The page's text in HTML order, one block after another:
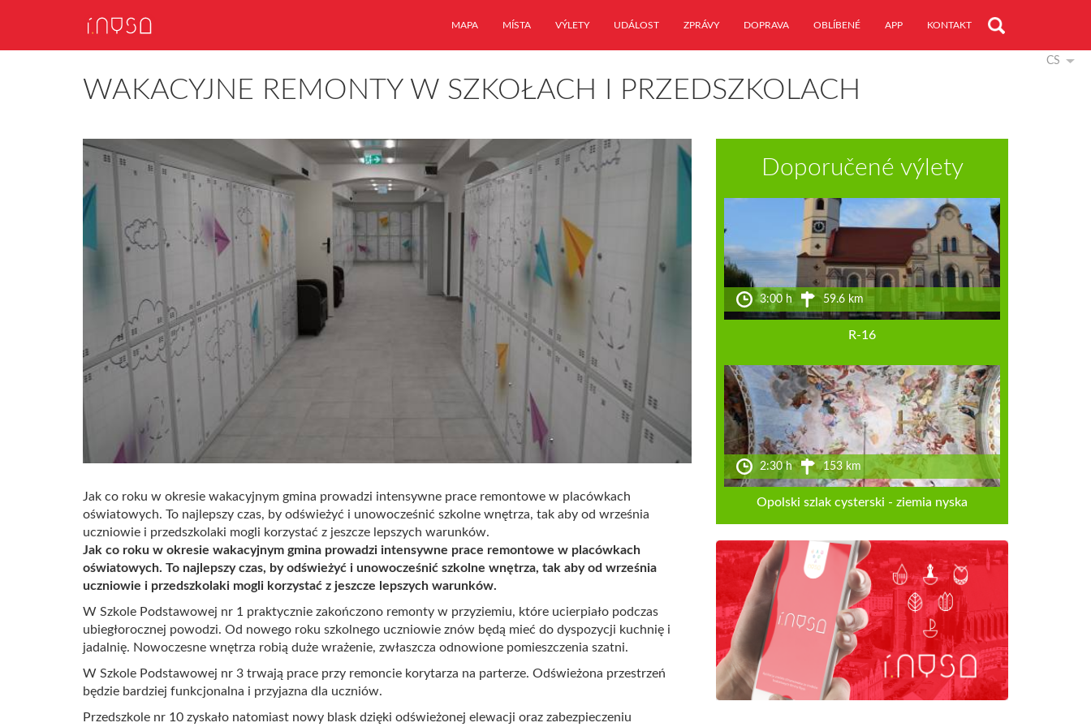
MAPA MÍSTA VÝLETY UDÁLOST ZPRÁVY DOPRAVA OBLÍBENÉ APP KONTAKT
CS
WAKACYJNE REMONTY W SZKOŁACH I PRZEDSZKOLACH
Jak co roku w okresie wakacyjnym gmina prowadzi intensywne prace remontowe w placówkach
oświatowych. To najlepszy czas, by odświeżyć i unowocześnić szkolne wnętrza, tak aby od września
uczniowie i przedszkolaki mogli korzystać z jeszcze lepszych warunków.
Jak co roku w okresie wakacyjnym gmina prowadzi intensywne prace remontowe w placówkach
oświatowych. To najlepszy czas, by odświeżyć i unowocześnić szkolne wnętrza, tak aby od września
uczniowie i przedszkolaki mogli korzystać z jeszcze lepszych warunków.
W Szkole Podstawowej nr 1 praktycznie zakończono remonty w przyziemiu, które ucierpiało podczas
ubiegłorocznej powodzi. Od nowego roku szkolnego uczniowie znów będą mieć do dyspozycji kuchnię i
jadalnię. Nowoczesne wnętrza robią duże wrażenie, zwłaszcza odnowione pomieszczenia szatni.
W Szkole Podstawowej nr 3 trwają prace przy remoncie korytarza na parterze. Odświeżona przestrzeń
będzie bardziej funkcjonalna i przyjazna dla uczniów.
Przedszkole nr 10 zyskało natomiast nowy blask dzięki odświeżonej elewacji oraz zabezpieczeniu
Doporučené výlety
3:00 h 59.6 km
R-16
2:30 h 153 km
Opolski szlak cysterski - ziemia nyska